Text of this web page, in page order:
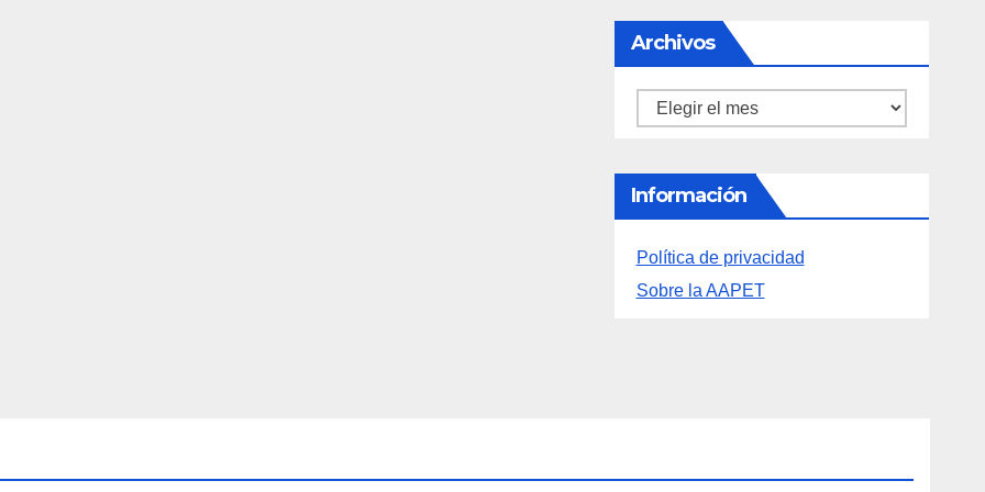
Archivos
Archivos
Información
Política de privacidad
Sobre la AAPET